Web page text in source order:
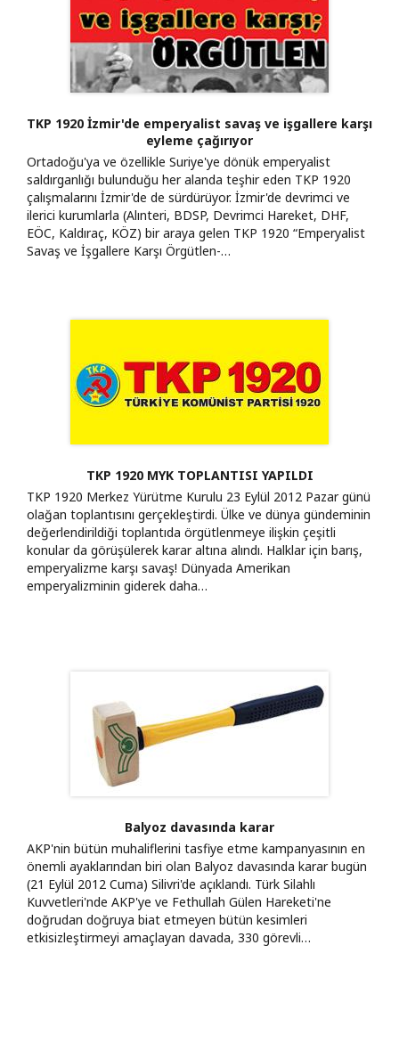
TKP 1920 İzmir'de emperyalist savaş ve işgallere karşı
eyleme çağırıyor
Ortadoğu'ya ve özellikle Suriye'ye dönük emperyalist
saldırganlığı bulunduğu her alanda teşhir eden TKP 1920
çalışmalarını İzmir'de de sürdürüyor. İzmir'de devrimci ve
ilerici kurumlarla (Alınteri, BDSP, Devrimci Hareket, DHF,
EÖC, Kaldıraç, KÖZ) bir araya gelen TKP 1920 “Emperyalist
Savaş ve İşgallere Karşı Örgütlen-…
TKP 1920 MYK TOPLANTISI YAPILDI
TKP 1920 Merkez Yürütme Kurulu 23 Eylül 2012 Pazar günü
olağan toplantısını gerçekleştirdi. Ülke ve dünya gündeminin
değerlendirildiği toplantıda örgütlenmeye ilişkin çeşitli
konular da görüşülerek karar altına alındı. Halklar için barış,
emperyalizme karşı savaş! Dünyada Amerikan
emperyalizminin giderek daha…
Balyoz davasında karar
AKP'nin bütün muhaliflerini tasfiye etme kampanyasının en
önemli ayaklarından biri olan Balyoz davasında karar bugün
(21 Eylül 2012 Cuma) Silivri'de açıklandı. Türk Silahlı
Kuvvetleri'nde AKP'ye ve Fethullah Gülen Hareketi'ne
doğrudan doğruya biat etmeyen bütün kesimleri
etkisizleştirmeyi amaçlayan davada, 330 görevli…